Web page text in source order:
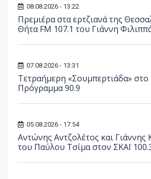
08.08.2026 - 13:22
Πρεμιέρα στα ερτζιανά της
Θήτα FM 107.1 του Γιάννη
07.08.2026 - 13:31
Τετραήμερη «Σουμπερτιάδα» στο
Πρόγραμμα 90.9
05.08.2026 - 17:54
Αντώνης Αντζολέτος και Γιάννης
του Παύλου Τσίμα στον ΣΚΑΪ